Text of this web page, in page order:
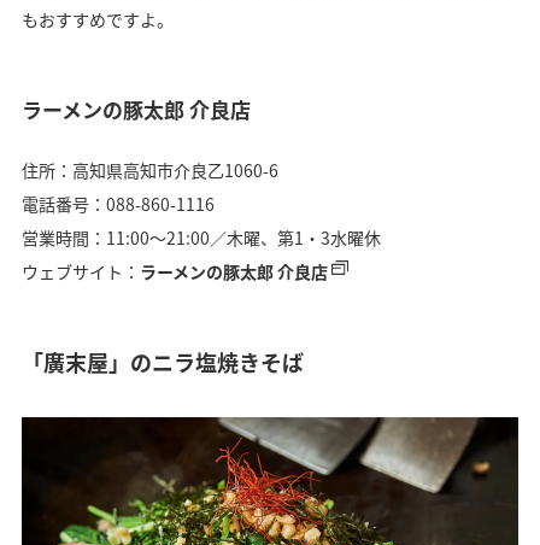
もおすすめですよ。
ラーメンの豚太郎 介良店
住所：高知県高知市介良乙1060-6
電話番号：088-860-1116
営業時間：11:00〜21:00／木曜、第1・3水曜休
ウェブサイト： ラーメンの豚太郎 介良店
「廣末屋」のニラ塩焼きそば